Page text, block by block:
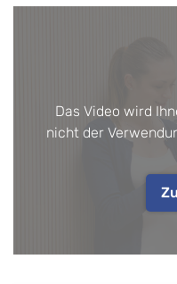
Das Video wird
nicht der